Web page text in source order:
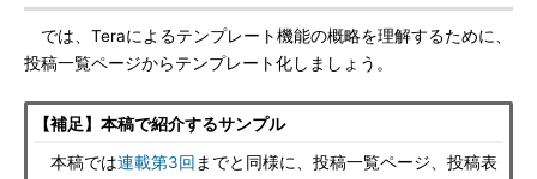
では、Teraによるテンプレート機能の概略を理解するために、
投稿一覧ページからテンプレート化しましょう。
【補足】本稿で紹介するサンプル
本稿では連載第3回 までと同様に、投稿一覧ページ、投稿表